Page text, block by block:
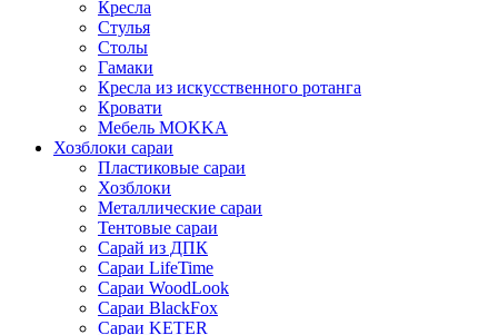
Кресла
Стулья
Столы
Гамаки
Кресла из искусственного ротанга
Кровати
Мебель MOKKA
Хозблоки сараи
Пластиковые сараи
Хозблоки
Металлические сараи
Тентовые сараи
Сарай из ДПК
Cараи LifeTime
Cараи WoodLook
Сараи BlackFox
Сараи KETER